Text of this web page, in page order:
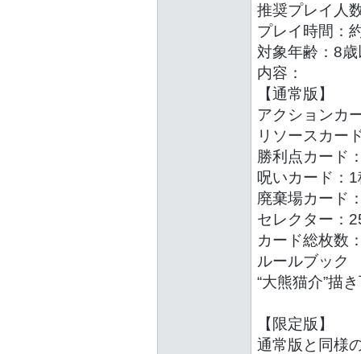
推奨プレイ人
プレイ時間：
対象年齢：8
内容：
【通常版】
アクションカ
リソースカー
勝利点カード
呪いカード：
廃棄場カード
セレクター：
カード総枚数
ルールブック
“大熊猫介”描
【限定版】
通常版と同様